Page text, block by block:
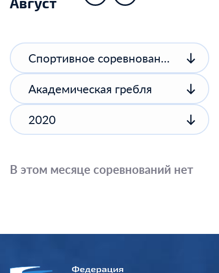
Спортивное соревнование спортивной организации
Академическая гребля
2020
В этом месяце соревнований нет